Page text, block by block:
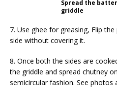
Spread the
griddle
7. Use ghee for greasing, Flip
side without covering it.
8. Once both the sides are
the griddle and spread chutney
semicircular fashion. See photos